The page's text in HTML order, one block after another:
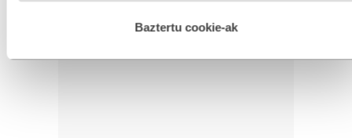
esplizitua ematen diguzu.Gehiago irakurri
Baztertu cookie-ak